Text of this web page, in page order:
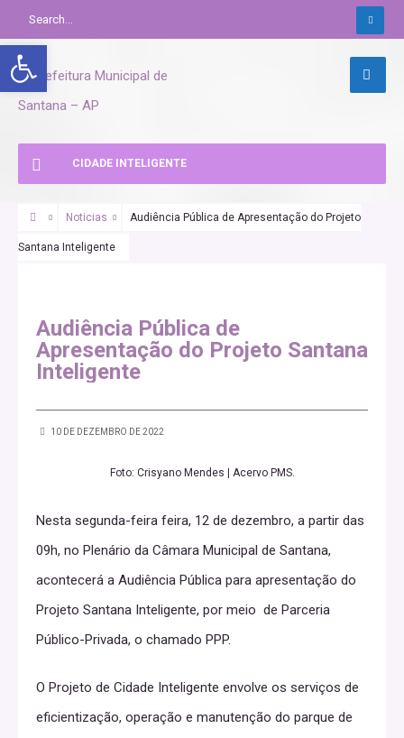
Abrir a barra de ferramentas
CIDADE INTELIGENTE
Noticias Audiência Pública de Apresentação do Projeto
Santana Inteligente
Audiência Pública de
Apresentação do Projeto Santana
Inteligente
10 DE DEZEMBRO DE 2022
Foto: Crisyano Mendes | Acervo PMS.
Nesta segunda-feira feira, 12 de dezembro, a partir das
09h, no Plenário da Câmara Municipal de Santana,
acontecerá a Audiência Pública para apresentação do
Projeto Santana Inteligente, por meio de Parceria
Público-Privada, o chamado PPP.
O Projeto de Cidade Inteligente envolve os serviços de
eficientização, operação e manutenção do parque de